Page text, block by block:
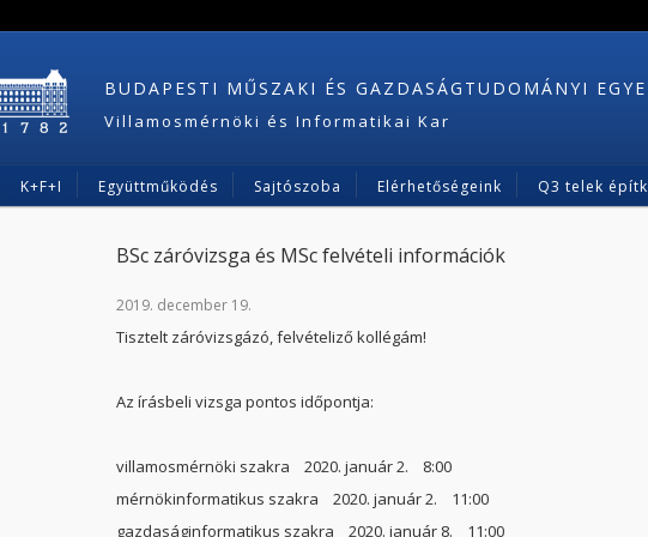
BUDAPESTI MŰSZAKI ÉS GAZDASÁGTUDOMÁNYI
Villamosmérnöki és Informatikai Kar
K+F+I Együttműködés Sajtószoba Elérhetőségeink Q3 telek
BSc záróvizsga és MSc felvételi információk
2019. december 19.
Tisztelt záróvizsgázó, felvételiző kollégám!
Az írásbeli vizsga pontos időpontja:
villamosmérnöki szakra 2020. január 2. 8:00
mérnökinformatikus szakra 2020. január 2. 11:00
gazdaságinformatikus szakra 2020. január 8. 11:00